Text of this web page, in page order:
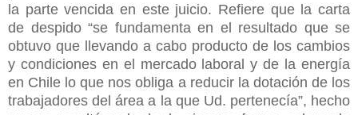
la parte vencida en este juicio. Refiere que la carta
de despido “se fundamenta en el resultado que se
obtuvo que llevando a cabo producto de los cambios
y condiciones en el mercado laboral y de la energía
en Chile lo que nos obliga a reducir la dotación de los
trabajadores del área a la que Ud. pertenecía”, hecho